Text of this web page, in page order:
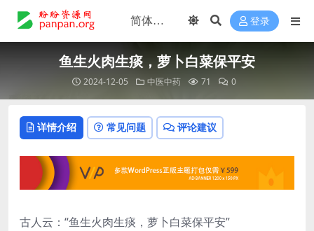
登录
鱼生火肉生痰，萝卜白菜保平安
2024-12-05 中医中药 71 0
详情介绍 常见问题 评论建议
古人云：“鱼生火肉生痰，萝卜白菜保平安”